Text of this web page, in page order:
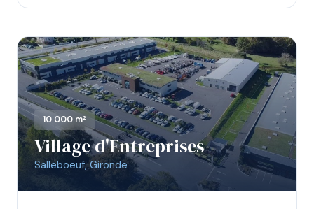
10 000 m²
Village d'Entreprises
Salleboeuf, Gironde